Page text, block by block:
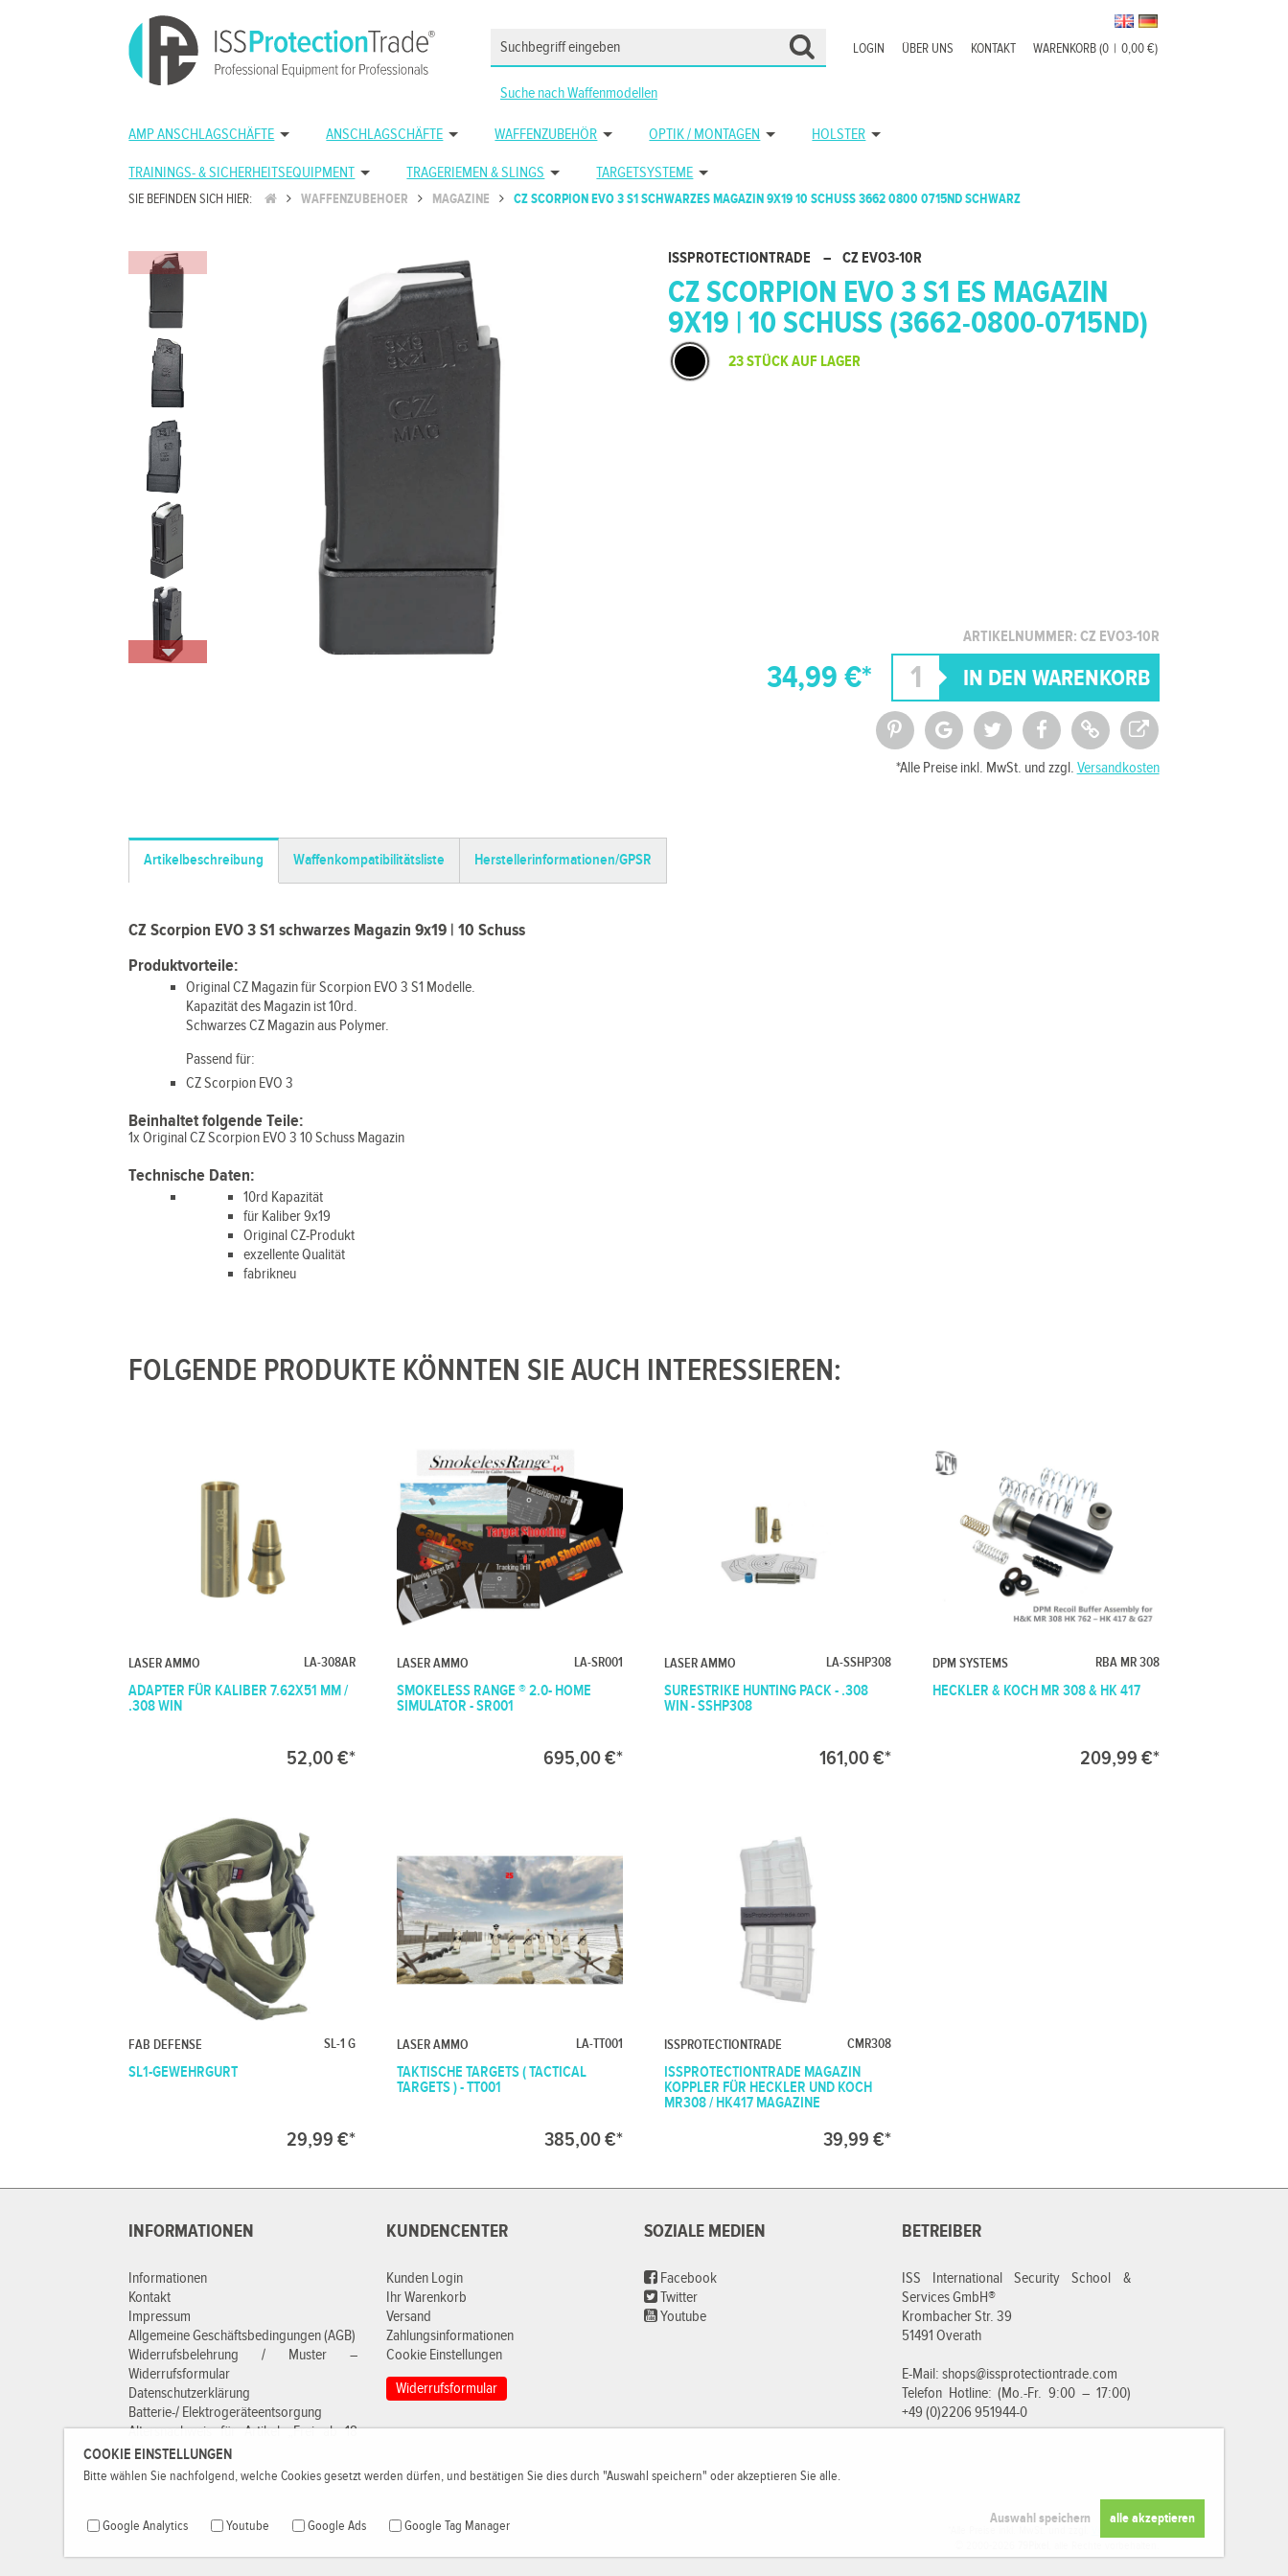
COOKIE EINSTELLUNGEN
Bitte wählen Sie nachfolgend, welche Cookies gesetzt werden dürfen, und bestätigen Sie dies durch "Auswahl speichern" oder akzeptieren Sie alle.
Google Analytics Youtube Google Ads Google Tag Manager
WARENKORB (0 | 0,00 €)
KONTAKT
ÜBER UNS
LOGIN
Suche nach Waffenmodellen
AMP ANSCHLAGSCHÄFTE ANSCHLAGSCHÄFTE WAFFENZUBEHÖR OPTIK / MONTAGEN HOLSTER
TRAININGS- & SICHERHEITSEQUIPMENT TRAGERIEMEN & SLINGS TARGETSYSTEME
SIE BEFINDEN SICH HIER: WAFFENZUBEHOER MAGAZINE CZ SCORPION EVO 3 S1 SCHWARZES MAGAZIN 9X19 10 SCHUSS 3662 0800 0715ND SCHWARZ
ISSPROTECTIONTRADE – CZ EVO3-10R
CZ SCORPION EVO 3 S1 ES MAGAZIN
9X19 | 10 SCHUSS (3662-0800-0715ND)
ARTIKELNUMMER: CZ EVO3-10R
23 STÜCK AUF LAGER
34,99 €*
*Alle Preise inkl. MwSt. und zzgl. Versandkosten
Artikelbeschreibung Waffenkompatibilitätsliste Herstellerinformationen/GPSR
CZ Scorpion EVO 3 S1 schwarzes Magazin 9x19 | 10 Schuss
Produktvorteile:
Original CZ Magazin für Scorpion EVO 3 S1 Modelle.
Kapazität des Magazin ist 10rd.
Schwarzes CZ Magazin aus Polymer.
Passend für:
CZ Scorpion EVO 3
Beinhaltet folgende Teile:
1x Original CZ Scorpion EVO 3 10 Schuss Magazin
Technische Daten:
10rd Kapazität
für Kaliber 9x19
Original CZ-Produkt
exzellente Qualität
fabrikneu
FOLGENDE PRODUKTE KÖNNTEN SIE AUCH INTERESSIEREN:
LASER AMMO LA-308AR
ADAPTER FÜR KALIBER 7.62X51 MM /
.308 WIN
52,00 €*
LASER AMMO LA-SR001
SMOKELESS RANGE ® 2.0- HOME
SIMULATOR - SR001
695,00 €*
LASER AMMO LA-SSHP308
SURESTRIKE HUNTING PACK - .308
WIN - SSHP308
161,00 €*
DPM SYSTEMS RBA MR 308
HECKLER & KOCH MR 308 & HK 417
209,99 €*
FAB DEFENSE SL-1 G
SL1-GEWEHRGURT
29,99 €*
LASER AMMO LA-TT001
TAKTISCHE TARGETS ( TACTICAL
TARGETS ) - TT001
385,00 €*
ISSPROTECTIONTRADE CMR308
ISSPROTECTIONTRADE MAGAZIN
KOPPLER FÜR HECKLER UND KOCH
MR308 / HK417 MAGAZINE
39,99 €*
INFORMATIONEN
Informationen
Kontakt
Impressum
Allgemeine Geschäftsbedingungen (AGB)
Widerrufsbelehrung / Muster –
Widerrufsformular
Datenschutzerklärung
Batterie-/ Elektrogeräteentsorgung
Altersnachweis für Artikel „Frei ab 18
Jahren“
KUNDENCENTER
Kunden Login
Ihr Warenkorb
Versand
Zahlungsinformationen
Cookie Einstellungen
Widerrufsformular
SOZIALE MEDIEN
Facebook
Twitter
Youtube
BETREIBER
ISS International Security School &
Services GmbH®
Krombacher Str. 39
51491 Overath
E-Mail: shops@issprotectiontrade.com
Telefon Hotline: (Mo.-Fr. 9:00 – 17:00)
+49 (0)2206 951944-0